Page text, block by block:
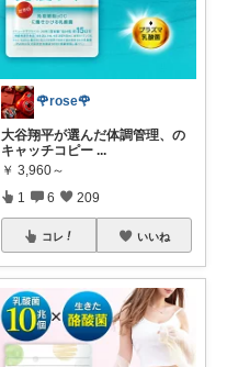
🌹rose🌹
大谷翔平が選んだ体調管理、の
キャッチコピー ...
￥ 3,960～
1 6 209
コレ いいね